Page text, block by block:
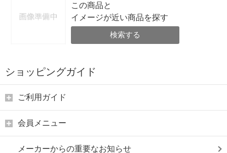
この商品と
イメージが近い商品を探す
検索する
ショッピングガイド
ご利用ガイド
会員メニュー
メーカーからの重要なお知らせ